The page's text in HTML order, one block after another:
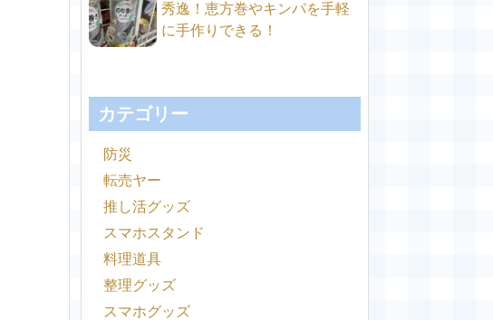
秀逸！恵方巻やキンパを手軽
に手作りできる！
カテゴリー
防災
転売ヤー
推し活グッズ
スマホスタンド
料理道具
整理グッズ
スマホグッズ